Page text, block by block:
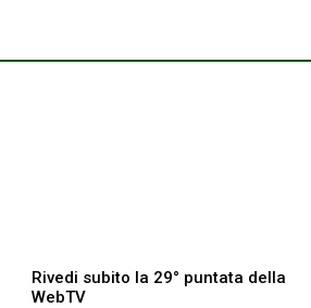
Rivedi subito la 29° puntata della
WebTV